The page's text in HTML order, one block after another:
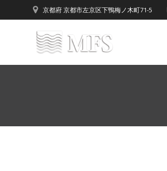
to
京都府 京都市左京区下鴨梅ノ木町71-5